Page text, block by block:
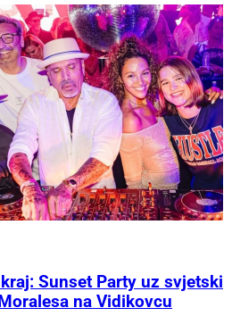
Sunset Party uz svjetski
na Vidikovcu